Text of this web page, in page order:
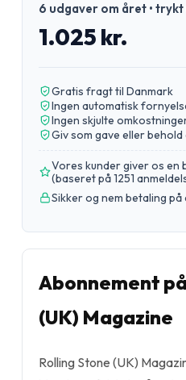
6 udgaver om året •
1.025 kr.
Gratis fragt til Danmark
Ingen automatisk
Ingen skjulte
Giv som gave eller behold
Vores kunder giver os en
(baseret på 1251
Sikker og nem betaling på
Abonnement
(UK) Magazine
Rolling Stone (UK)